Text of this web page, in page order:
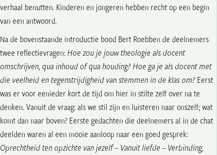
verhaal benutten. Kinderen en jongeren hebben recht op een begin
van een antwoord.
Na de bovenstaande introductie bood Bert Roebben de deelnemers
twee reflectievragen:Hoe zou je jouw theologie als docent
omschrijven, qua inhoud of qua houding? Hoe ga je als docent met
die veelheid en tegenstrijdigheid van stemmen in de klas om? Eerst
was er voor eenieder kort de tijd om hier in stilte zelf over na te
denken. Vanuit de vraag: als we stil zijn en luisteren naar onszelf; wat
komt dan naar boven? Eerste gedachten die deelnemers al in de chat
deelden waren al een mooie aanloop naar een goed gesprek:
Oprechtheid ten opzichte van jezelf – Vanuit liefde – Verbinding,